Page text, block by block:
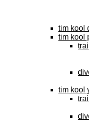
tim kool
tim kool
tim kool